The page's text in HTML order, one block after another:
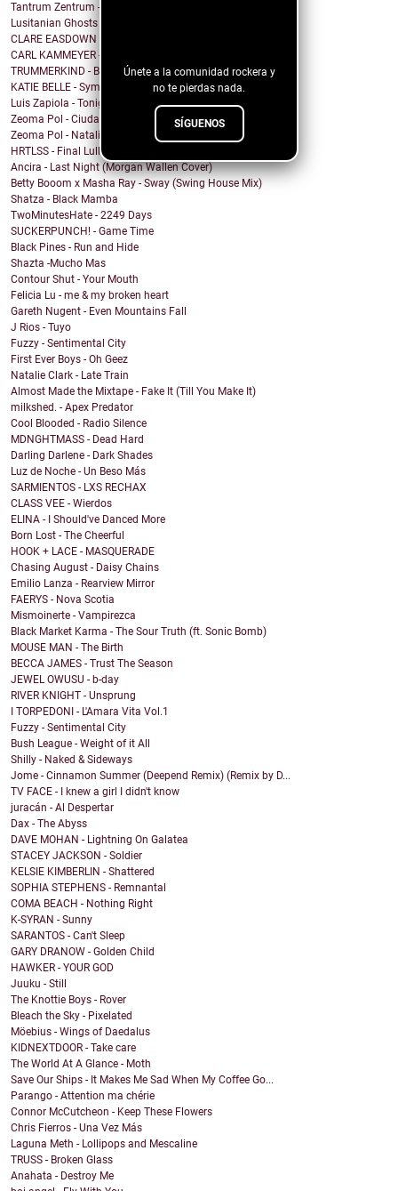
Únete a la comunidad rockera y
no te pierdas nada.
SÍGUENOS
Tantrum Zentrum - Don't Be A Fascist
Lusitanian Ghosts - September
CLARE EASDOWN - I Break
CARL KAMMEYER - One
TRUMMERKIND - Beauty Queen
KATIE BELLE - Symptoms
Luis Zapiola - Tonight
Zeoma Pol - Ciudad Venado
Zeoma Pol - Natalia
HRTLSS - Final Lullaby
Ancira - Last Night (Morgan Wallen Cover)
Betty Booom x Masha Ray - Sway (Swing House Mix)
Shatza - Black Mamba
TwoMinutesHate - 2249 Days
SUCKERPUNCH! - Game Time
Black Pines - Run and Hide
Shazta -Mucho Mas
Contour Shut - Your Mouth
Felicia Lu - me & my broken heart
Gareth Nugent - Even Mountains Fall
J Rios - Tuyo
Fuzzy - Sentimental City
First Ever Boys - Oh Geez
Natalie Clark - Late Train
Almost Made the Mixtape - Fake It (Till You Make It)
milkshed. - Apex Predator
Cool Blooded - Radio Silence
MDNGHTMASS - Dead Hard
Darling Darlene - Dark Shades
Luz de Noche - Un Beso Más
SARMIENTOS - LXS RECHAX
CLASS VEE - Wierdos
ELINA - I Should've Danced More
Born Lost - The Cheerful
HOOK + LACE - MASQUERADE
Chasing August - Daisy Chains
Emilio Lanza - Rearview Mirror
FAERYS - Nova Scotia
Mismoinerte - Vampirezca
Black Market Karma - The Sour Truth (ft. Sonic Bomb)
MOUSE MAN - The Birth
BECCA JAMES - Trust The Season
JEWEL OWUSU - b-day
RIVER KNIGHT - Unsprung
I TORPEDONI - L'Amara Vita Vol.1
Fuzzy - Sentimental City
Bush League - Weight of it All
Shilly - Naked & Sideways
Jome - Cinnamon Summer (Deepend Remix) (Remix by D...
TV FACE - I knew a girl I didn't know
juracán - Al Despertar
Dax - The Abyss
DAVE MOHAN - Lightning On Galatea
STACEY JACKSON - Soldier
KELSIE KIMBERLIN - Shattered
SOPHIA STEPHENS - Remnantal
COMA BEACH - Nothing Right
K-SYRAN - Sunny
SARANTOS - Can't Sleep
GARY DRANOW - Golden Child
HAWKER - YOUR GOD
Juuku - Still
The Knottie Boys - Rover
Bleach the Sky - Pixelated
Möebius - Wings of Daedalus
KIDNEXTDOOR - Take care
The World At A Glance - Moth
Save Our Ships - It Makes Me Sad When My Coffee Go...
Parango - Attention ma chérie
Connor McCutcheon - Keep These Flowers
Chris Fierros - Una Vez Más
Laguna Meth - Lollipops and Mescaline
TRUSS - Broken Glass
Anahata - Destroy Me